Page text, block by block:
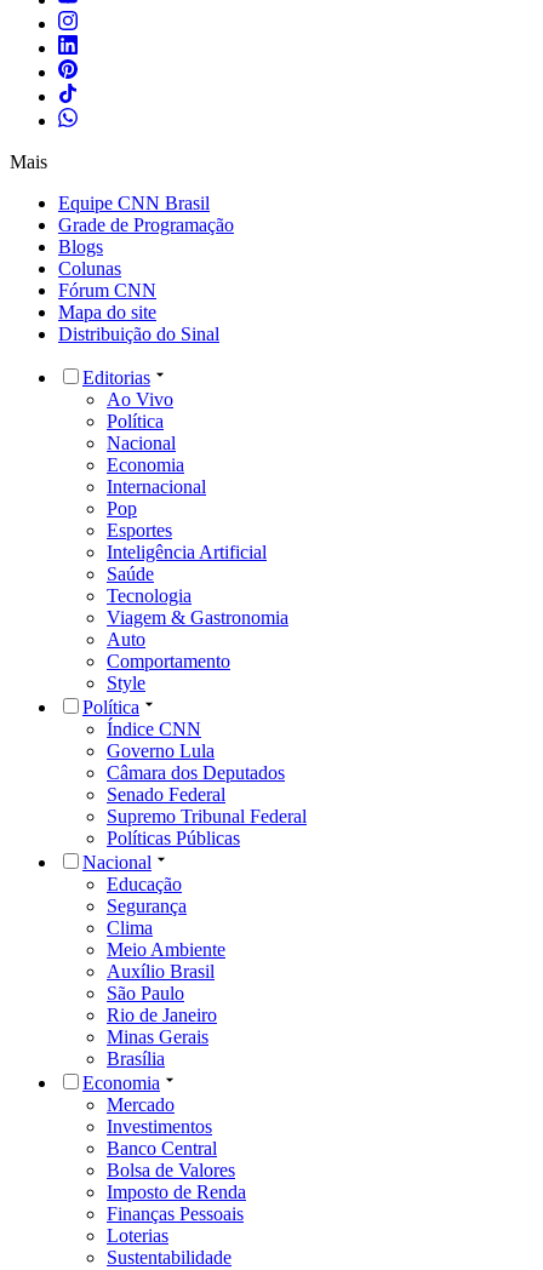
Mais
Equipe CNN Brasil
Grade de Programação
Blogs
Colunas
Fórum CNN
Mapa do site
Distribuição do Sinal
Editorias
Ao Vivo
Política
Nacional
Economia
Internacional
Pop
Esportes
Inteligência Artificial
Saúde
Tecnologia
Viagem & Gastronomia
Auto
Comportamento
Style
Política
Índice CNN
Governo Lula
Câmara dos Deputados
Senado Federal
Supremo Tribunal Federal
Políticas Públicas
Nacional
Educação
Segurança
Clima
Meio Ambiente
Auxílio Brasil
São Paulo
Rio de Janeiro
Minas Gerais
Brasília
Economia
Mercado
Investimentos
Banco Central
Bolsa de Valores
Imposto de Renda
Finanças Pessoais
Loterias
Sustentabilidade